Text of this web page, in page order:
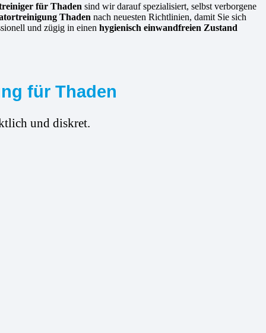
für Thaden sind wir darauf spezialisiert, selbst verborgene
Thaden nach neuesten Richtlinien, damit Sie sich
und zügig in einen hygienisch einwandfreien Zustand
für Thaden
und diskret.